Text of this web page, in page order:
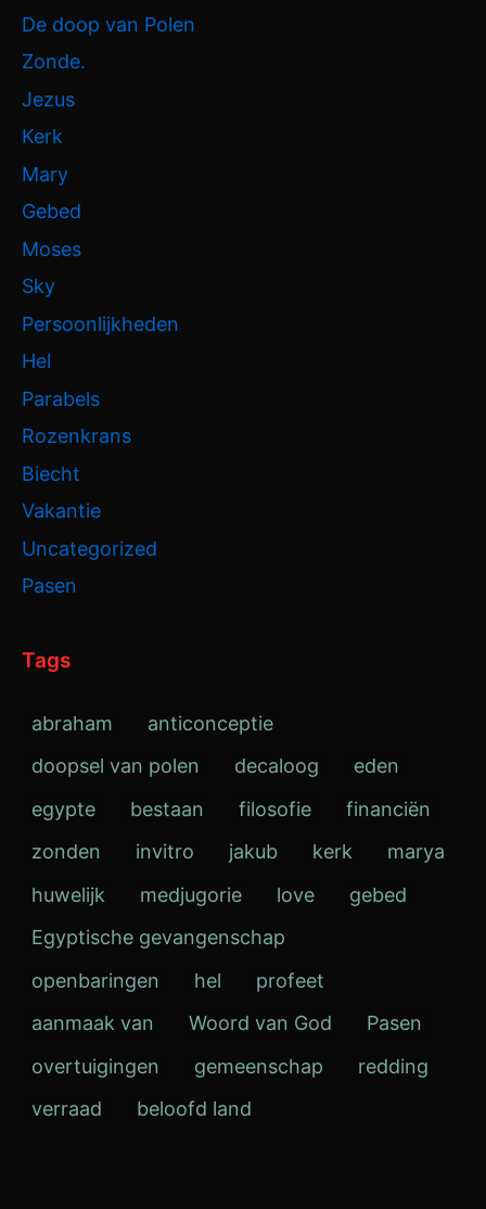
De doop van Polen
Zonde.
Jezus
Kerk
Mary
Gebed
Moses
Sky
Persoonlijkheden
Hel
Parabels
Rozenkrans
Biecht
Vakantie
Uncategorized
Pasen
Tags
abraham
anticonceptie
doopsel van polen
decaloog
eden
egypte
bestaan filosofie
financiën
zonden
invitro jakub kerk
marya
huwelijk
medjugorie love
gebed
Egyptische gevangenschap
openbaringen
hel
profeet
aanmaak van
Woord van God
Pasen
overtuigingen
gemeenschap
redding
verraad
beloofd land